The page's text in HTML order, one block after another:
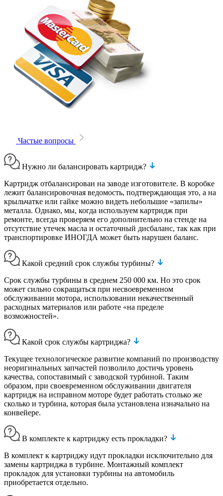
Частые вопросы
Нужно ли балансировать картридж?
Картридж отбалансирован на заводе изготовителе. В коробке
лежит балансировочная ведомость, подтверждающая это, а на
крыльчатке или гайке можно видеть небольшие «запилы»
металла. Однако, мы, когда используем картридж при
ремонте, всегда проверяем его дополнительно на стенде на
отсутствие утечек масла и остаточный дисбаланс, так как при
транспортировке ИНОГДА может быть нарушен баланс.
Какой средний срок службы турбины?
Срок службы турбины в среднем 250 000 км. Но это срок
может сильно сокращаться при несвоевременном
обслуживании мотора, использовании некачественный
расходных материалов или работе «на пределе
возможностей».
Какой срок службы картриджа?
Текущее технологическое развитие компаний по производству
неоригинальных запчастей позволило достичь уровень
качества, сопоставимый с заводской турбиной. Таким
образом, при своевременном обслуживании двигателя
картридж на исправном моторе будет работать столько же
сколько и турбина, которая была установлена изначально на
конвейере.
В комплекте к картриджу есть прокладки?
В комплект к картриджу идут прокладки исключительно для
замены картриджа в турбине. Монтажный комплект
прокладок для установки турбины на автомобиль
приобретается отдельно.